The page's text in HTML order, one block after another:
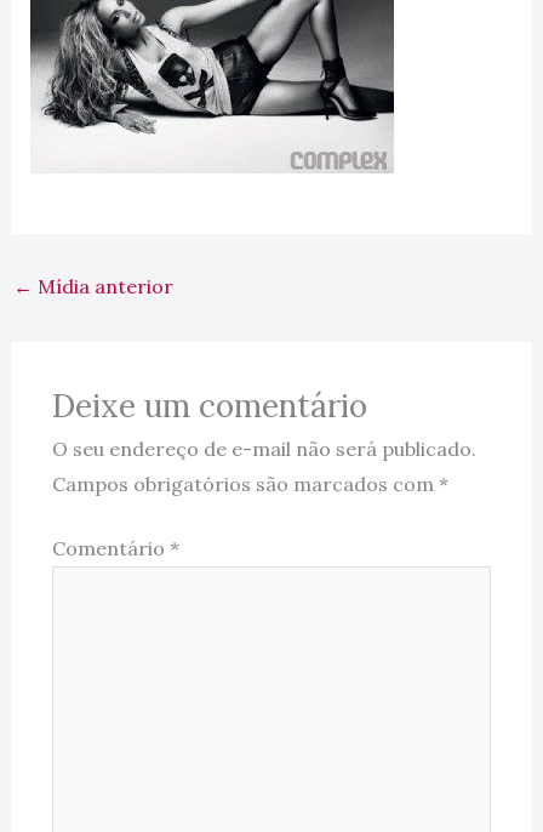
← Mídia anterior
Deixe um comentário
O seu endereço de e-mail não será publicado.
Campos obrigatórios são marcados com *
Comentário *